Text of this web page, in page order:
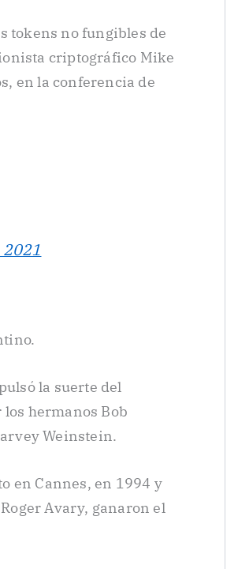
tokens no fungibles de
criptográfico Mike
en la conferencia de
la suerte del
hermanos Bob
Weinstein.
en Cannes, en 1994 y
Avary, ganaron el